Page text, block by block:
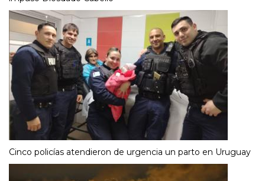
Cinco policías atendieron de urgencia un parto en Uruguay